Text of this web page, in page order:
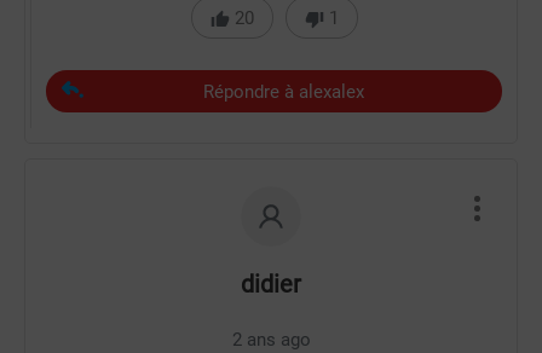
20 1
Répondre à alexalex
didier
2 ans ago